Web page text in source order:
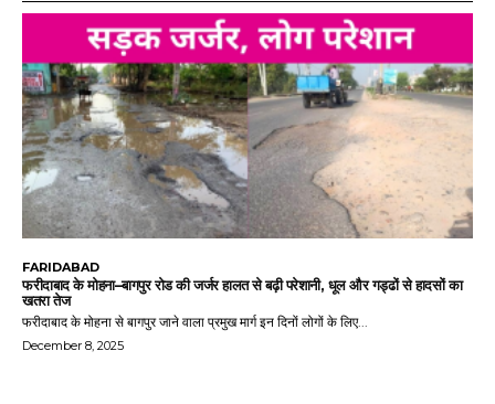
FARIDABAD
फरीदाबाद के मोहना–बागपुर रोड की जर्जर हालत से बढ़ी परेशानी, धूल और गड्ढों से हादसों का
खतरा तेज
फरीदाबाद के मोहना से बागपुर जाने वाला प्रमुख मार्ग इन दिनों लोगों के लिए...
December 8, 2025